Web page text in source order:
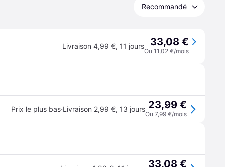
Recommandé
Livraison 4,99 €, 11 jours 33,08 €
Ou 11,02 €/mois
Prix le plus bas·Livraison 2,99 €, 13 jours 23,99 €
Ou 7,99 €/mois
33,08 €